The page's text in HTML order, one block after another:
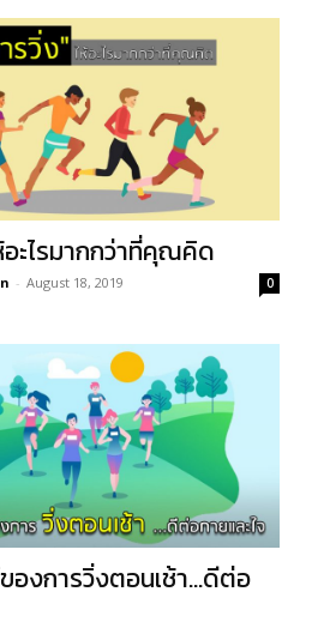
อะไรมากกว่าที่คุณคิด
- August 18, 2019 0
องการวิ่งตอนเช้า…ดีต่อ